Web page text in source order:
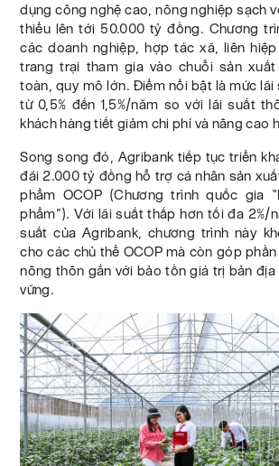
dụng công nghệ cao, nông nghiệp sạch
thiểu lên tới 50.000 tỷ đồng. Chương
các doanh nghiệp, hợp tác xã, liên
trang trại tham gia vào chuỗi sản
toàn, quy mô lớn. Điểm nổi bật là mức lãi
từ 0,5% đến 1,5%/năm so với lãi suất
khách hàng tiết giảm chi phí và nâng cao
Song song đó, Agribank tiếp tục triển
đãi 2.000 tỷ đồng hỗ trợ cá nhân sản
phẩm OCOP (Chương trình quốc gia
phẩm”). Với lãi suất thấp hơn tối đa 2%/
suất của Agribank, chương trình này
cho các chủ thể OCOP mà còn góp
nông thôn gắn với bảo tồn giá trị bản địa
vững.